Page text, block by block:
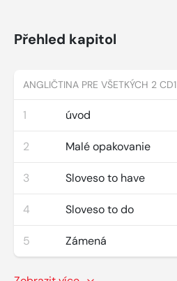
Přehled kapitol
ANGLIČTINA PRE VŠETKÝCH 2 CD1
1 úvod
2 Malé opakovanie
3 Sloveso to have
4 Sloveso to do
5 Zámená